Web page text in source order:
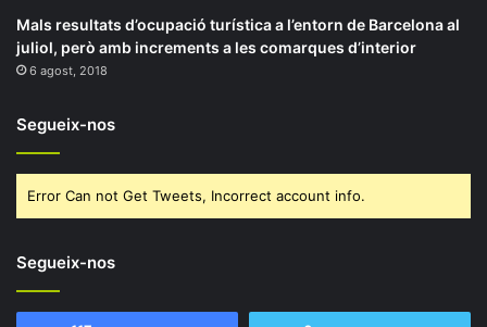
Mals resultats d’ocupació turística a l’entorn de Barcelona al
juliol, però amb increments a les comarques d’interior
6 agost, 2018
Segueix-nos
Error Can not Get Tweets, Incorrect account info.
Segueix-nos